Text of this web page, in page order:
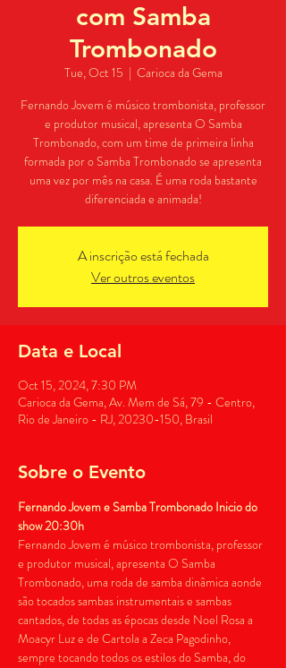
com Samba
Trombonado
Tue, Oct 15
  |
Carioca da Gema
Fernando Jovem é músico trombonista, professor
e produtor musical, apresenta O Samba
Trombonado, com um time de primeira linha
formada por o Samba Trombonado se apresenta
uma vez por mês na casa. É uma roda bastante
diferenciada e animada!
A inscrição está fechada
Ver outros eventos
Data e Local
Oct 15, 2024, 7:30 PM
Carioca da Gema, Av. Mem de Sá, 79 - Centro,
Rio de Janeiro - RJ, 20230-150, Brasil
Sobre o Evento
Fernando Jovem e Samba Trombonado Inicio do
show 20:30h
Fernando Jovem é músico trombonista, professor
e produtor musical, apresenta O Samba
Trombonado, uma roda de samba dinâmica aonde
são tocados sambas instrumentais e sambas
cantados, de todas as épocas desde Noel Rosa a
Moacyr Luz e de Cartola a Zeca Pagodinho,
sempre tocando todos os estilos do Samba, do